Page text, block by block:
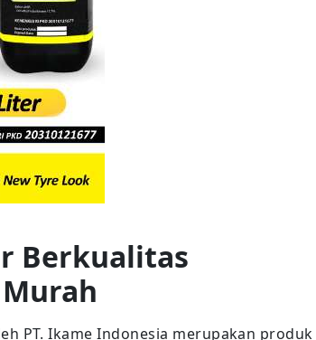
Berkualitas
PT. Ikame Indonesia merupakan produk